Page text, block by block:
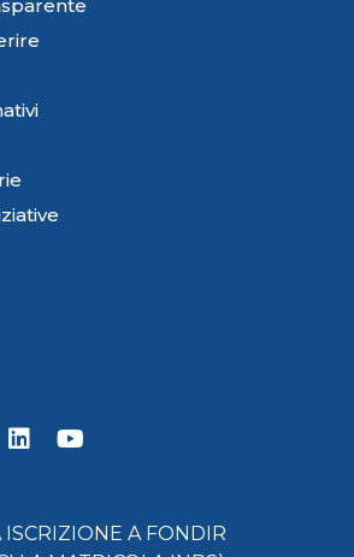
ISCRIZIONE A FONDIR